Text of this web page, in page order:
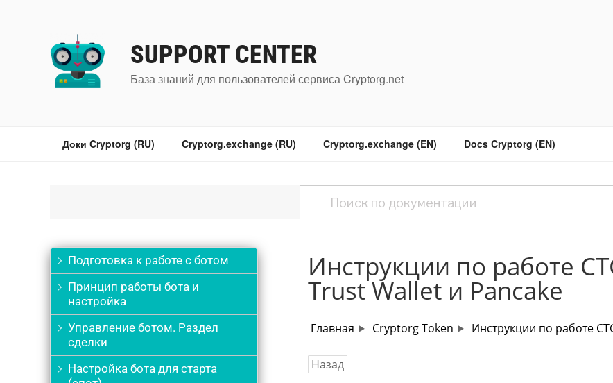
содержимому
SUPPORT CENTER
База знаний для пользователей сервиса Cryptorg.net
Доки Cryptorg (RU) Cryptorg.exchange (RU) Cryptorg.exchange (EN) Docs Cryptorg (EN)
Инструкции по работе
Trust Wallet и Pancake
Главная Cryptorg Token Инструкции по работе
Назад
Подготовка к работе с ботом
Принцип работы бота и
настройка
Управление ботом. Раздел
сделки
Настройка бота для старта